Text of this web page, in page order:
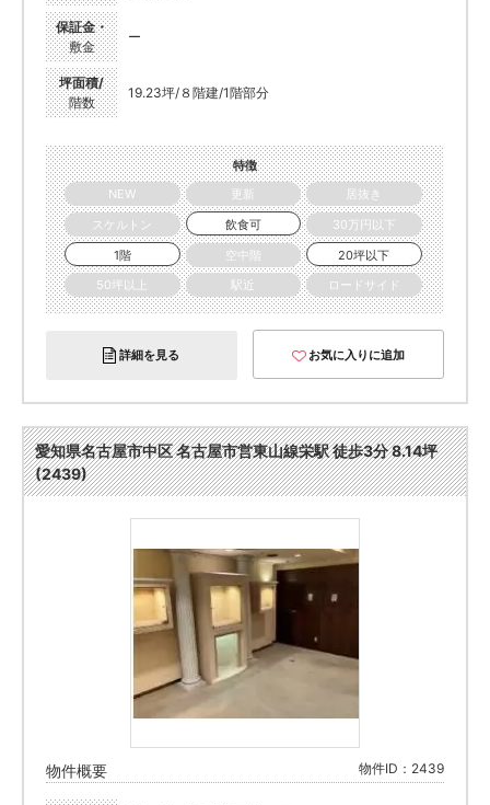
保証金・
敷金
ー
坪面積/
階数
19.23坪/８階建/1階部分
特徴
NEW
更新
居抜き
スケルトン
飲食可
30万円以下
1階
空中階
20坪以下
50坪以上
駅近 ロードサイド
詳細を見る お気に入りに追加
愛知県名古屋市中区 名古屋市営東山線栄駅 徒歩3分 8.14坪
(2439)
物件概要 物件ID：2439